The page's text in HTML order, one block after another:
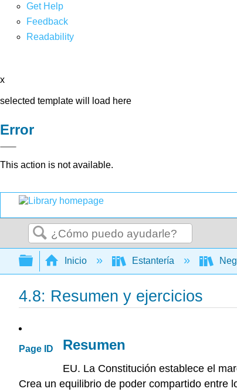
Get Help
Feedback
Readability
x
selected template will load here
Error
This action is not available.
Buscar
Expandir/contraer jerarquía
Inicio Estantería
4.8: Resumen y ejercicios
Page ID Resumen
EU. La Constitución establece el
Crea un equilibrio de poder compartido entre